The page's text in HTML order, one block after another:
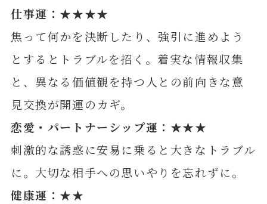
仕事運：★★★★
焦って何かを決断したり、強引に進めよう
とするとトラブルを招く。着実な情報収集
と、異なる価値観を持つ人との前向きな意
見交換が開運のカギ。
恋愛・パートナーシップ運：★★★
刺激的な誘惑に安易に乗ると大きなトラブル
に。大切な相手への思いやりを忘れずに。
健康運：★★